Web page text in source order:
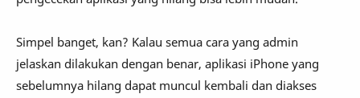
Simpel banget, kan? Kalau semua cara yang admin
jelaskan dilakukan dengan benar, aplikasi iPhone yang
sebelumnya hilang dapat muncul kembali dan diakses